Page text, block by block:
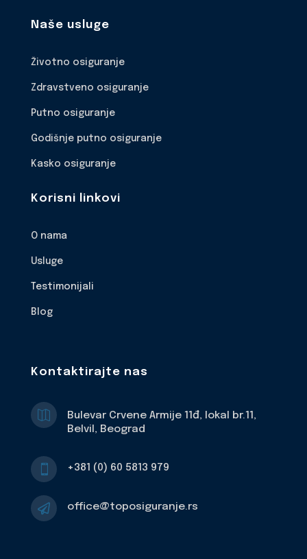
Naše usluge
Životno osiguranje
Zdravstveno osiguranje
Putno osiguranje
Godišnje putno osiguranje
Kasko osiguranje
Korisni linkovi
O nama
Usluge
Testimonijali
Blog
Kontaktirajte nas
Bulevar Crvene Armije 11đ, lokal br.11,
Belvil, Beograd
+381 (0) 60 5813 979
 office@toposiguranje.rs